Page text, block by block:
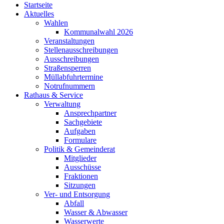
Startseite
Aktuelles
Wahlen
Kommunalwahl 2026
Veranstaltungen
Stellenausschreibungen
Ausschreibungen
Straßensperren
Müllabfuhrtermine
Notrufnummern
Rathaus & Service
Verwaltung
Ansprechpartner
Sachgebiete
Aufgaben
Formulare
Politik & Gemeinderat
Mitglieder
Ausschüsse
Fraktionen
Sitzungen
Ver- und Entsorgung
Abfall
Wasser & Abwasser
Wasserwerte